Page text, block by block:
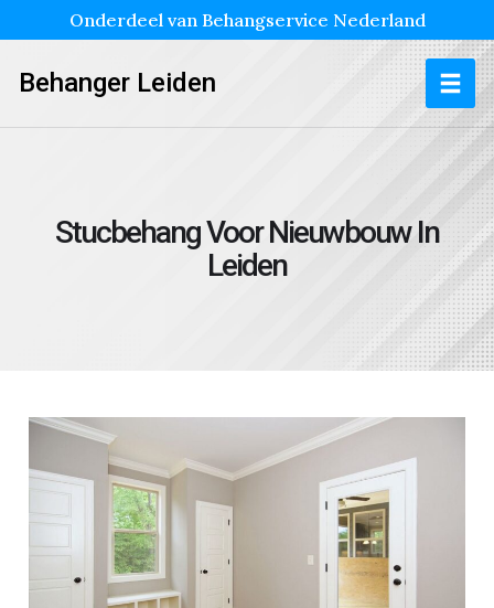
Onderdeel van Behangservice Nederland
Behanger Leiden
Stucbehang Voor Nieuwbouw In
Leiden